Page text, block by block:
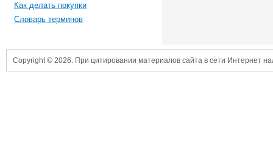
Как делать покупки
Словарь терминов
Copyright © 2026. При цитировании материалов сайта в сети Интернет